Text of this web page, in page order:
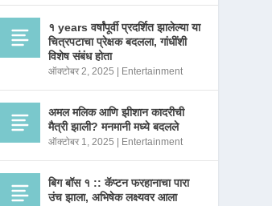
१ years वर्षांपूर्वी प्रदर्शित झालेल्या या
चित्रपटाचा प्रेक्षक बदलला, गांधींशी
विशेष संबंध होता
ऑक्टोबर 2, 2025 Entertainment
अमल मलिक आणि झीशान कादरीची
मैत्री झाली? मनमानी मध्ये बदलले
ऑक्टोबर 1, 2025 Entertainment
बिग बॉस १ :: कॅप्टन फरहानाचा पारा
उंच झाला, अभिषेक लक्ष्यवर आला